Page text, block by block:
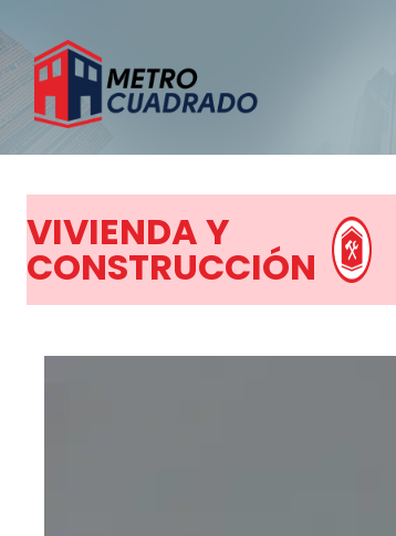
VIVIENDA Y
CONSTRUCCIÓN